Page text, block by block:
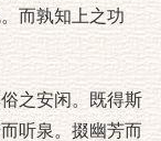
而孰知上之功
之安闲。既得斯
听泉。掇幽芳而